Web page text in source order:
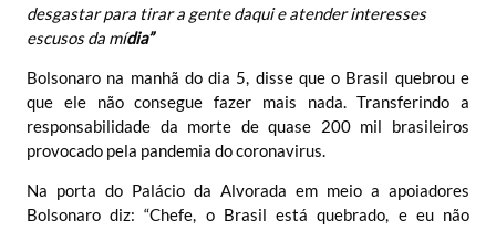
desgastar para tirar a gente daqui e atender interesses
escusos da mídia”
Bolsonaro na manhã do dia 5, disse que o Brasil quebrou e
que ele não consegue fazer mais nada. Transferindo a
responsabilidade da morte de quase 200 mil brasileiros
provocado pela pandemia do coronavirus.
Na porta do Palácio da Alvorada em meio a apoiadores
Bolsonaro diz: “Chefe, o Brasil está quebrado, e eu não